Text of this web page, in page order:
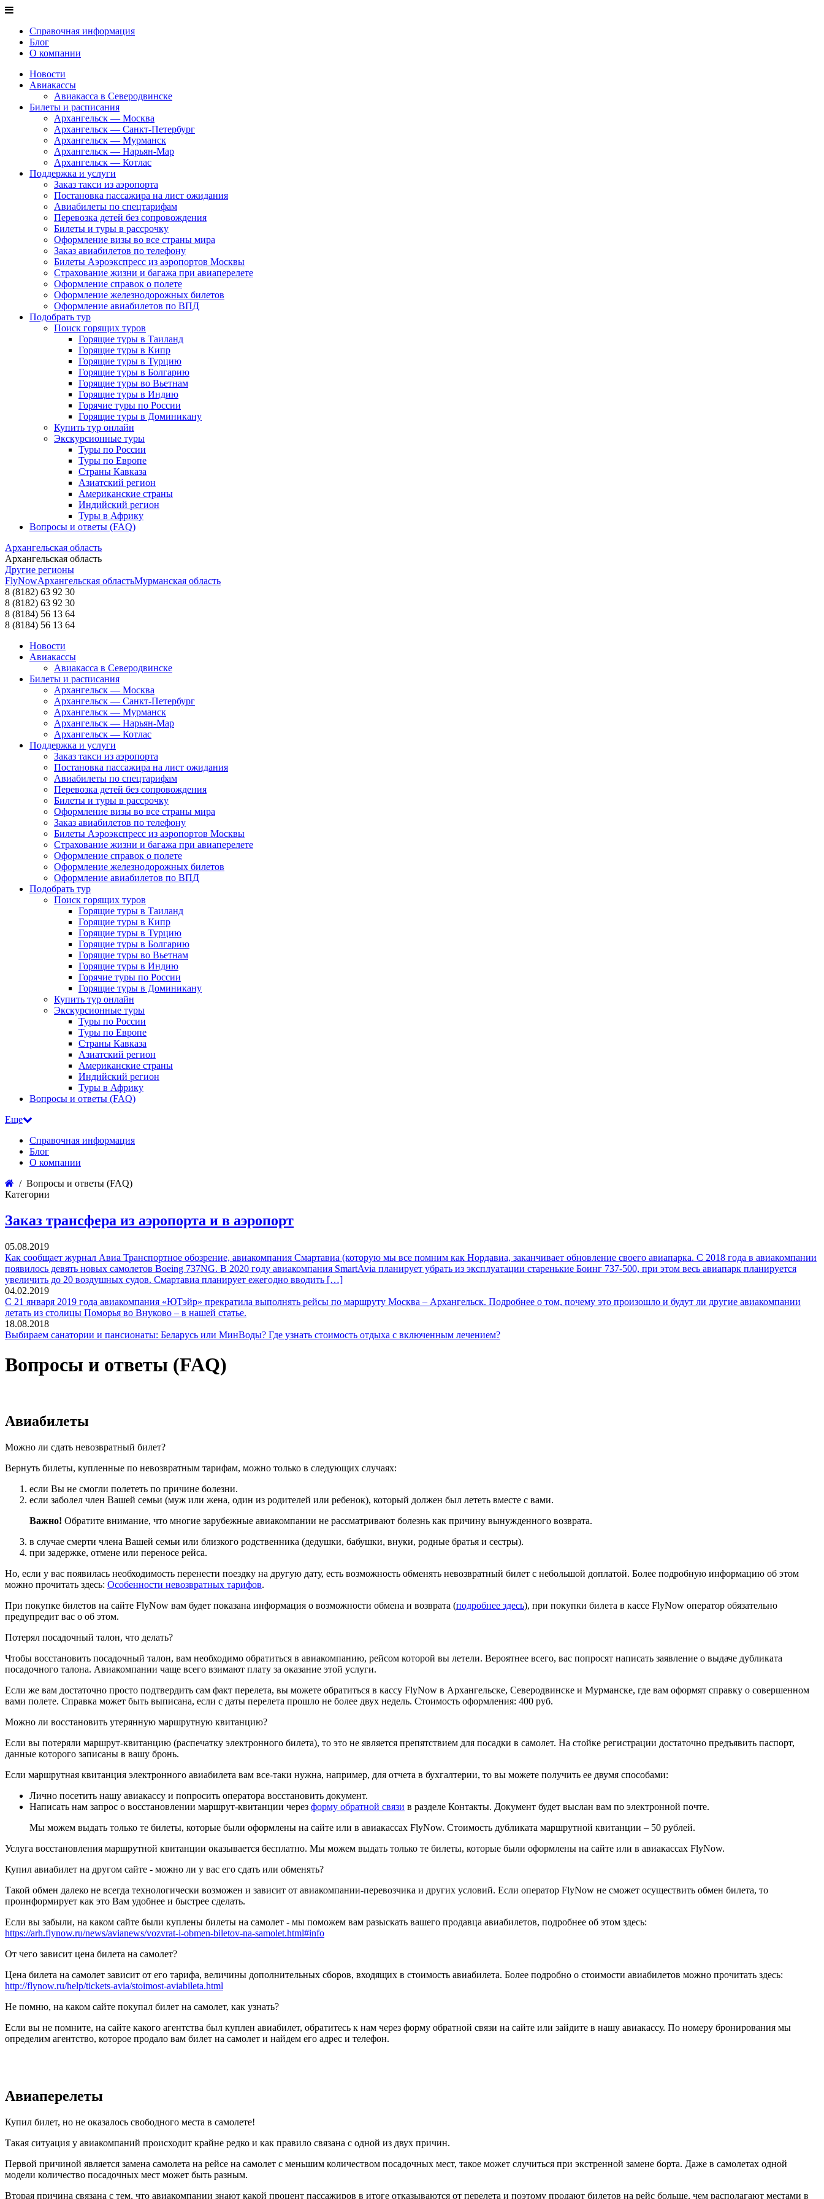
Справочная информация
Блог
О компании
Новости
Авиакассы
Авиакасса в Северодвинске
Билеты и расписания
Архангельск — Москва
Архангельск — Санкт-Петербург
Архангельск — Мурманск
Архангельск — Нарьян-Мар
Архангельск — Котлас
Поддержка и услуги
Заказ такси из аэропорта
Постановка пассажира на лист ожидания
Авиабилеты по спецтарифам
Перевозка детей без сопровождения
Билеты и туры в рассрочку
Оформление визы во все страны мира
Заказ авиабилетов по телефону
Билеты Аэроэкспресс из аэропортов Москвы
Страхование жизни и багажа при авиаперелете
Оформление справок о полете
Оформление железнодорожных билетов
Оформление авиабилетов по ВПД
Подобрать тур
Поиск горящих туров
Горящие туры в Таиланд
Горящие туры в Кипр
Горящие туры в Турцию
Горящие туры в Болгарию
Горящие туры во Вьетнам
Горящие туры в Индию
Горячие туры по России
Горящие туры в Доминикану
Купить тур онлайн
Экскурсионные туры
Туры по России
Туры по Европе
Страны Кавказа
Азиатский регион
Американские страны
Индийский регион
Туры в Африку
Вопросы и ответы (FAQ)
Архангельская область
Архангельская область
Другие регионы
FlyNowАрхангельская областьМурманская область
8 (8182) 63 92 30
8 (8182) 63 92 30
8 (8184) 56 13 64
8 (8184) 56 13 64
Новости
Авиакассы
Авиакасса в Северодвинске
Билеты и расписания
Архангельск — Москва
Архангельск — Санкт-Петербург
Архангельск — Мурманск
Архангельск — Нарьян-Мар
Архангельск — Котлас
Поддержка и услуги
Заказ такси из аэропорта
Постановка пассажира на лист ожидания
Авиабилеты по спецтарифам
Перевозка детей без сопровождения
Билеты и туры в рассрочку
Оформление визы во все страны мира
Заказ авиабилетов по телефону
Билеты Аэроэкспресс из аэропортов Москвы
Страхование жизни и багажа при авиаперелете
Оформление справок о полете
Оформление железнодорожных билетов
Оформление авиабилетов по ВПД
Подобрать тур
Поиск горящих туров
Горящие туры в Таиланд
Горящие туры в Кипр
Горящие туры в Турцию
Горящие туры в Болгарию
Горящие туры во Вьетнам
Горящие туры в Индию
Горячие туры по России
Горящие туры в Доминикану
Купить тур онлайн
Экскурсионные туры
Туры по России
Туры по Европе
Страны Кавказа
Азиатский регион
Американские страны
Индийский регион
Туры в Африку
Вопросы и ответы (FAQ)
Еще
Справочная информация
Блог
О компании
Вопросы и ответы (FAQ)
Категории
Заказ трансфера из аэропорта и в аэропорт
05.08.2019
Как сообщает журнал Авиа Транспортное обозрение, авиакомпания Смартавиа (которую мы все помним как Нордавиа, заканчивает обновление своего авиапарка. С 2018 года в авиакомпании
появилось девять новых самолетов Boeing 737NG. В 2020 году авиакомпания SmartAvia планирует убрать из эксплуатации старенькие Боинг 737-500, при этом весь авиапарк планируется
увеличить до 20 воздушных судов. Смартавиа планирует ежегодно вводить […]
04.02.2019
С 21 января 2019 года авиакомпания «ЮТэйр» прекратила выполнять рейсы по маршруту Москва – Архангельск. Подробнее о том, почему это произошло и будут ли другие авиакомпании
летать из столицы Поморья во Внуково – в нашей статье.
18.08.2018
Выбираем санатории и пансионаты: Беларусь или МинВоды? Где узнать стоимость отдыха с включенным лечением?
Вопросы и ответы (FAQ)
Авиабилеты
Можно ли сдать невозвратный билет?
Вернуть билеты, купленные по невозвратным тарифам, можно только в следующих случаях:
если Вы не смогли полететь по причине болезни.
если заболел член Вашей семьи (муж или жена, один из родителей или ребенок), который должен был лететь вместе с вами.
Важно! Обратите внимание, что многие зарубежные авиакомпании не рассматривают болезнь как причину вынужденного возврата.
в случае смерти члена Вашей семьи или близкого родственника (дедушки, бабушки, внуки, родные братья и сестры).
при задержке, отмене или переносе рейса.
Но, если у вас появилась необходимость перенести поездку на другую дату, есть возможность обменять невозвратный билет с небольшой доплатой. Более подробную информацию об этом
можно прочитать здесь: Особенности невозвратных тарифов.
При покупке билетов на сайте FlyNow вам будет показана информация о возможности обмена и возврата (подробнее здесь), при покупки билета в кассе FlyNow оператор обязательно
предупредит вас о об этом.
Потерял посадочный талон, что делать?
Чтобы восстановить посадочный талон, вам необходимо обратиться в авиакомпанию, рейсом которой вы летели. Вероятнее всего, вас попросят написать заявление о выдаче дубликата
посадочного талона. Авиакомпании чаще всего взимают плату за оказание этой услуги.
Если же вам достаточно просто подтвердить сам факт перелета, вы можете обратиться в кассу FlyNow в Архангельске, Северодвинске и Мурманске, где вам оформят справку о совершенном
вами полете. Справка может быть выписана, если с даты перелета прошло не более двух недель. Стоимость оформления: 400 руб.
Можно ли восстановить утерянную маршрутную квитанцию?
Если вы потеряли маршрут-квитанцию (распечатку электронного билета), то это не является препятствием для посадки в самолет. На стойке регистрации достаточно предъявить паспорт,
данные которого записаны в вашу бронь.
Если маршрутная квитанция электронного авиабилета вам все-таки нужна, например, для отчета в бухгалтерии, то вы можете получить ее двумя способами:
Лично посетить нашу авиакассу и попросить оператора восстановить документ.
Написать нам запрос о восстановлении маршрут-квитанции через форму обратной связи в разделе Контакты. Документ будет выслан вам по электронной почте.
Мы можем выдать только те билеты, которые были оформлены на сайте или в авиакассах FlyNow. Стоимость дубликата маршрутной квитанции – 50 рублей.
Услуга восстановления маршрутной квитанции оказывается бесплатно. Мы можем выдать только те билеты, которые были оформлены на сайте или в авиакассах FlyNow.
Купил авиабилет на другом сайте - можно ли у вас его сдать или обменять?
Такой обмен далеко не всегда технологически возможен и зависит от авиакомпании-перевозчика и других условий. Если оператор FlyNow не сможет осуществить обмен билета, то
проинформирует как это Вам удобнее и быстрее сделать.
Если вы забыли, на каком сайте были куплены билеты на самолет - мы поможем вам разыскать вашего продавца авиабилетов, подробнее об этом здесь:
https://arh.flynow.ru/news/avianews/vozvrat-i-obmen-biletov-na-samolet.html#info
От чего зависит цена билета на самолет?
Цена билета на самолет зависит от его тарифа, величины дополнительных сборов, входящих в стоимость авиабилета. Более подробно о стоимости авиабилетов можно прочитать здесь:
http://flynow.ru/help/tickets-avia/stoimost-aviabileta.html
Не помню, на каком сайте покупал билет на самолет, как узнать?
Если вы не помните, на сайте какого агентства был куплен авиабилет, обратитесь к нам через форму обратной связи на сайте или зайдите в нашу авиакассу. По номеру бронирования мы
определим агентство, которое продало вам билет на самолет и найдем его адрес и телефон.
Авиаперелеты
Купил билет, но не оказалось свободного места в самолете!
Такая ситуация у авиакомпаний происходит крайне редко и как правило связана с одной из двух причин.
Первой причиной является замена самолета на рейсе на самолет с меньшим количеством посадочных мест, такое может случиться при экстренной замене борта. Даже в самолетах одной
модели количество посадочных мест может быть разным.
Вторая причина связана с тем, что авиакомпании знают какой процент пассажиров в итоге отказываются от перелета и поэтому продают билетов на рейс больше, чем располагают местами в